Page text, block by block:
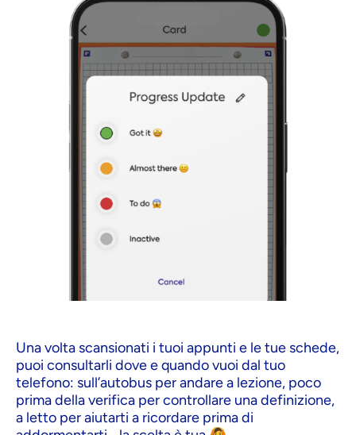
Una volta scansionati i tuoi appunti e le tue schede,
puoi consultarli dove e quando vuoi dal tuo
telefono: sull’autobus per andare a lezione, poco
prima della verifica per controllare una definizione,
a letto per aiutarti a ricordare prima di